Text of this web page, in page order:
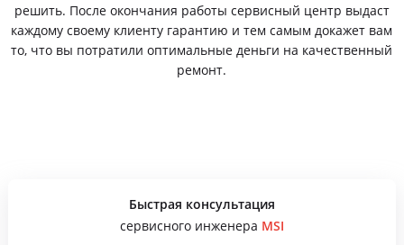
решить. После окончания работы сервисный центр выдаст
каждому своему клиенту гарантию и тем самым докажет вам
то, что вы потратили оптимальные деньги на качественный
ремонт.
Быстрая консультация
сервисного инженера MSI